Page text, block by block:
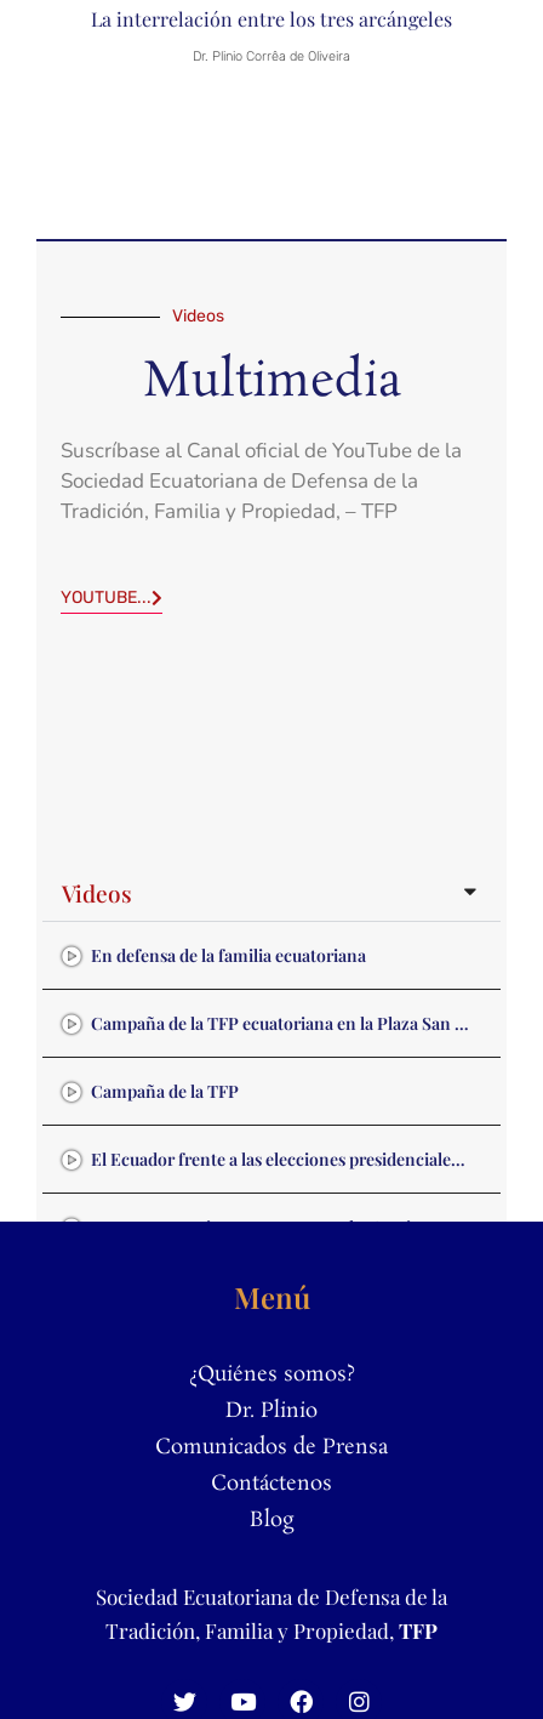
La interrelación entre los tres arcángeles
Dr. Plinio Corrêa de Oliveira
Videos
Multimedia
Suscríbase al Canal oficial de YouTube de la
Sociedad Ecuatoriana de Defensa de la
Tradición, Familia y Propiedad, – TFP
YOUTUBE...
Videos
En defensa de la familia ecuatoriana
Campaña de la TFP ecuatoriana en la Plaza San Francisco de Quito
Campaña de la TFP
El Ecuador frente a las elecciones presidenciales de febrero de 2021. Análisis de la TFP.
La TFP ecuatoriana conmemora el 25º Aniversario de la muerte del Dr. Plinio Correa de Oliveira.
Menú
¿Quiénes somos?
Dr. Plinio
Comunicados de Prensa
Contáctenos
Blog
Sociedad Ecuatoriana de Defensa de la
Tradición, Familia y Propiedad,TFP